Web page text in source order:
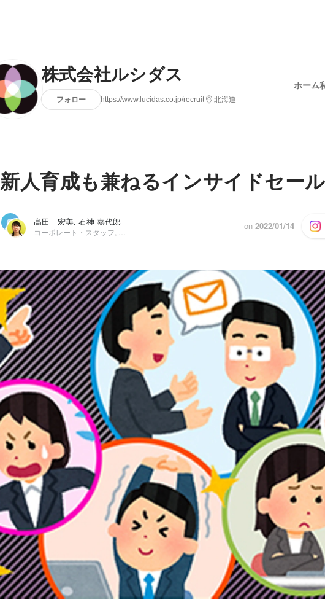
株式会社ルシダス
フォロー https://www.lucidas.co.jp/recruit 北海道
ホーム
新人育成も兼ねるインサイドセー
髙田 宏美, 石神 嘉代郎 on 2022/01/14